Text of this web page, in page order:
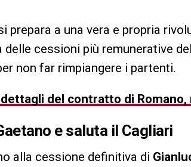
prepara a una vera e propria
delle cessioni più remunerative
non far rimpiangere i partenti.
del contratto di Romano,
e saluta il Cagliari
alla cessione definitiva di